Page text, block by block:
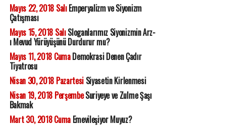
Mayıs 22, 2018 SalıEmperyalizm ve Siyonizm
Çatışması
Mayıs 15, 2018 SalıSloganlarımız Siyonizmin Arz-
ı Mevud Yürüyüşünü Durdurur mu?
Mayıs 11, 2018 CumaDemokrasi Denen Çadır
Tiyatrosu
Nisan 30, 2018 PazartesiSiyasetin Kirlenmesi
Nisan 19, 2018 PerşembeSuriyeye ve Zulme Şaşı
Bakmak
Mart 30, 2018 CumaEmevileşiyor Muyuz?